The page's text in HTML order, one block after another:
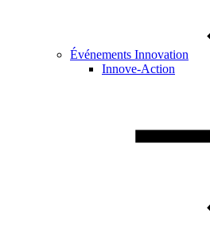
Événements Innovation
Innove-Action